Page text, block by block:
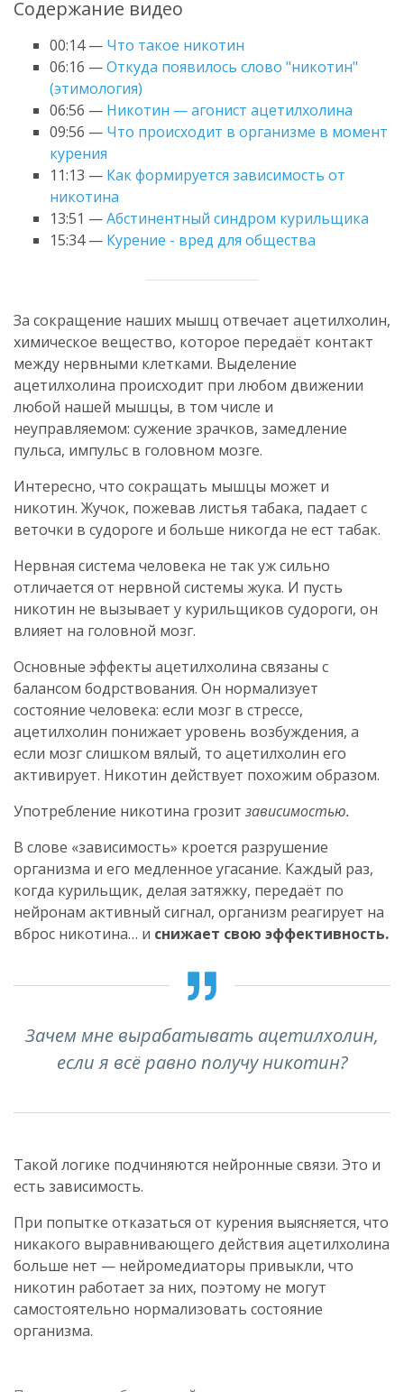
Содержание видео
00:14 — Что такое никотин
06:16 —Откуда появилось слово "никотин"
(этимология)
06:56 — Никотин — агонист ацетилхолина
09:56 — Что происходит в организме в момент
курения
11:13 — Как формируется зависимость от
никотина
13:51 —Абстинентный синдром курильщика
15:34 — Курение - вред для общества
За сокращение наших мышц отвечает ацетилхолин,
химическое вещество, которое передаёт контакт
между нервными клетками. Выделение
ацетилхолина происходит при любом движении
любой нашей мышцы, в том числе и
неуправляемом: сужение зрачков, замедление
пульса, импульс в головном мозге.
Интересно, что сокращать мышцы может и
никотин. Жучок, пожевав листья табака, падает с
веточки в судороге и больше никогда не ест табак.
Нервная система человека не так уж сильно
отличается от нервной системы жука. И пусть
никотин не вызывает у курильщиков судороги, он
влияет на головной мозг.
Основные эффекты ацетилхолина связаны с
балансом бодрствования. Он нормализует
состояние человека: если мозг в стрессе,
ацетилхолин понижает уровень возбуждения, а
если мозг слишком вялый, то ацетилхолин его
активирует. Никотин действует похожим образом.
Употребление никотина грозит зависимостью.
В слове «зависимость» кроется разрушение
организма и его медленное угасание. Каждый раз,
когда курильщик, делая затяжку, передаёт по
нейронам активный сигнал, организм реагирует на
вброс никотина… и снижает свою эффективность.
Зачем мне вырабатывать ацетилхолин,
если я всё равно получу никотин?
Такой логике подчиняются нейронные связи. Это и
есть зависимость.
При попытке отказаться от курения выясняется, что
никакого выравнивающего действия ацетилхолина
больше нет — нейромедиаторы привыкли, что
никотин работает за них, поэтому не могут
самостоятельно нормализовать состояние
организма.